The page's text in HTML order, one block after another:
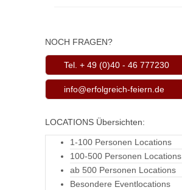
NOCH FRAGEN?
Tel. + 49 (0)40 - 46 777230
info@erfolgreich-feiern.de
LOCATIONS Übersichten:
1-100 Personen Locations
100-500 Personen Locations
ab 500 Personen Locations
Besondere Eventlocations